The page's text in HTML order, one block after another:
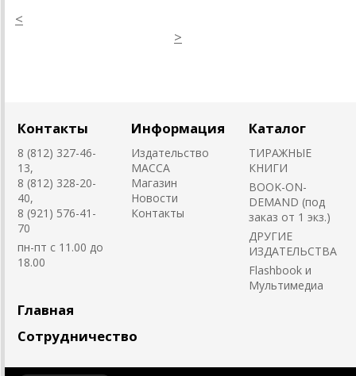
<
>
Контакты
8 (812) 327-46-
13,
8 (812) 328-20-
40,
8 (921) 576-41-
70
пн-пт с 11.00 до
18.00
Информация
Издательство
MACCA
Магазин
Новости
Контакты
Каталог
ТИРАЖНЫЕ
КНИГИ
BOOK-ON-
DEMAND (под
заказ от 1 экз.)
ДРУГИЕ
ИЗДАТЕЛЬСТВА
Flashbook и
Мультимедиа
Главная
Сотрудничество